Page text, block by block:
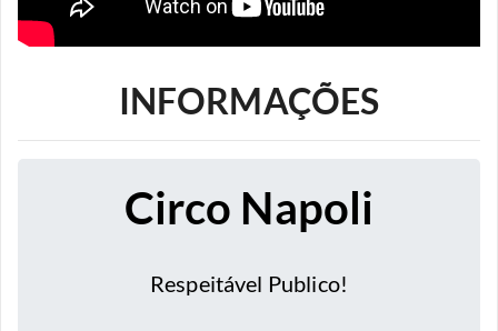
INFORMAÇÕES
Circo Napoli
Respeitável Publico!